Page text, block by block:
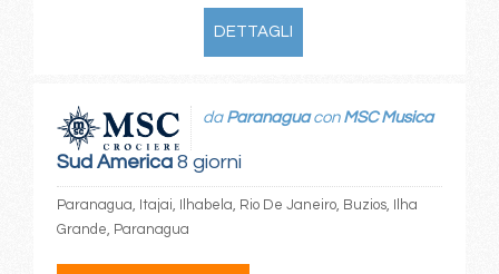
DETTAGLI
Sud America8 giorni
da Paranaguacon MSC Musica
Paranagua, Itajai, Ilhabela, Rio De Janeiro, Buzios, Ilha
Grande, Paranagua